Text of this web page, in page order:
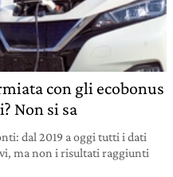
con gli ecobonus
Non si sa
dal 2019 a oggi tutti i dati
ma non i risultati raggiunti